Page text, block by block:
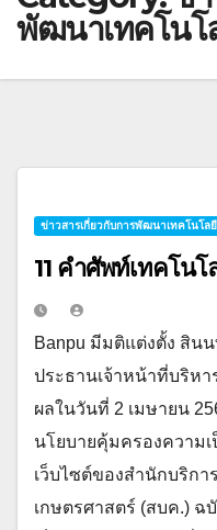
พัฒนาเทคโนโ
ข่าวสารเกี่ยวกับการพัฒนาเทคโนโลยี
11 คำศัพท์เทคโน
Banpu มีมติแต่งตั้ง สิน
ประธานเจ้าหน้าที่บริห
ผลในวันที่ 2 เมษายน
นโยบายคุ้มครองความ
เว็บไซต์ของสำนักบริก
เกษตรศาสตร์ (สบค.)